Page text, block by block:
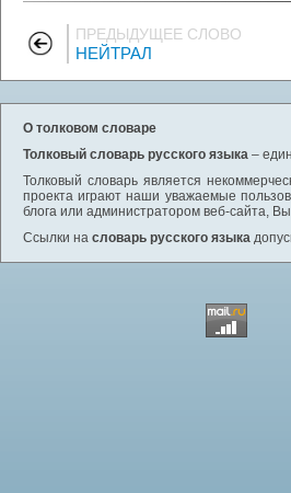
ПРЕДЫДУЩЕЕ СЛОВО
НЕЙТРАЛ
О толковом словаре
Толковый словарь русского языка –
Толковый словарь является
проекта играют наши уважаемые
блога или администратором веб-сайта,
Ссылки на словарь русского языка